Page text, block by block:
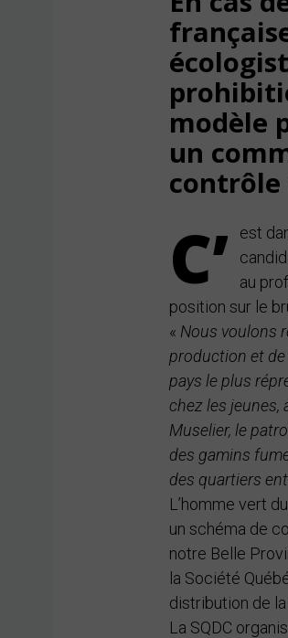
modèle
un
contrôle
C’
est
au
position sur le
« Nous voulons
production et de
pays le plus
chez les jeunes,
Muselier, le
des gamins
des quartiers
L’homme vert
un schéma de
notre Belle
la Société
distribution de
La SQDC